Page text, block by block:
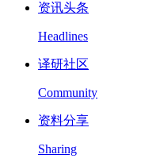
资讯头条
Headlines
译研社区
Community
资料分享
Sharing